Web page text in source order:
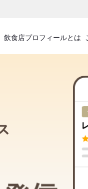
飲食店プロフィールとは
飲食店プロフィールサ